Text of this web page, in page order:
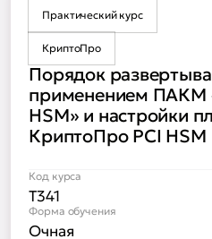
Практический курс
КриптоПро
Порядок
применением ПАКМ
HSM» и настройки
КриптоПро PCI HSM
Код курса
Т341
Форма обучения
Очная